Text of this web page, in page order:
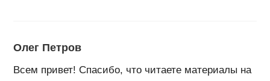
Олег Петров
Всем привет! Спасибо, что читаете материалы на